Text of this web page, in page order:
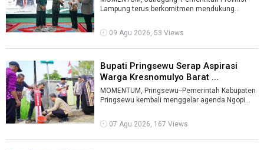
Lampung terus berkomitmen mendukung
pembangun ...
09 Agu 2026, 53 Views
Bupati Pringsewu Serap Aspirasi
Warga Kresnomulyo Barat ...
MOMENTUM, Pringsewu--Pemerintah Kabupaten
Pringsewu kembali menggelar agenda Ngopi
07 Agu 2026, 167 Views